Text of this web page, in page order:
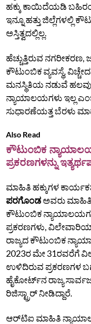
ಹಕ್ಕು ಕಾಯಿದೆಯಡಿ
ಇನ್ನೂ ಹತ್ತು
ಅಸ್ತಿತ್ವದಲ್ಲಿಲ್ಲ.
ಹೆಚ್ಚುತ್ತಿರುವ
ಕೌಟುಂಬಿಕ ವ್ಯವಸ್ಥೆ,
ಮನಸ್ಥಿತಿಯ ನಡುವೆ ಹಲವು
ನ್ಯಾಯಾಲಯಗಳು ಇಲ್ಲ
ಸುಧಾರಣೆಯತ್ತ ಬೆರಳು
Also Read
ಕೌಟುಂಬಿಕ
ಪ್ರಕರಣಗಳನ್ನು
ಮಾಹಿತಿ ಹಕ್ಕುಗಳ
ಪರಗೊಂಡಅವರು ಮಾಹಿತಿ
ಕೌಟುಂಬಿಕ
ಪ್ರಕರಣಗಳು,
ರಾಜ್ಯದ ಕೌಟುಂಬಿಕ
2023ರ ಮೇ 31ರವರೆಗೆ
ಉಳಿದಿರುವ ಪ್ರಕರಣಗಳ
ಹೈಕೋರ್ಟ್‌ನ ರಾಜ್ಯ
ರಿಜಿಸ್ಟ್ರಾರ್ ನೀಡಿದ್ದಾರೆ.
ಆರ್‌ಟಿಐ ಮಾಹಿತಿ